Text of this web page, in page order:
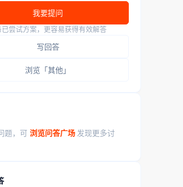
我要提问
尝试方案，更容易获得有效解答
写回答
浏览「其他」
题，可 浏览问答广场 发现更多讨